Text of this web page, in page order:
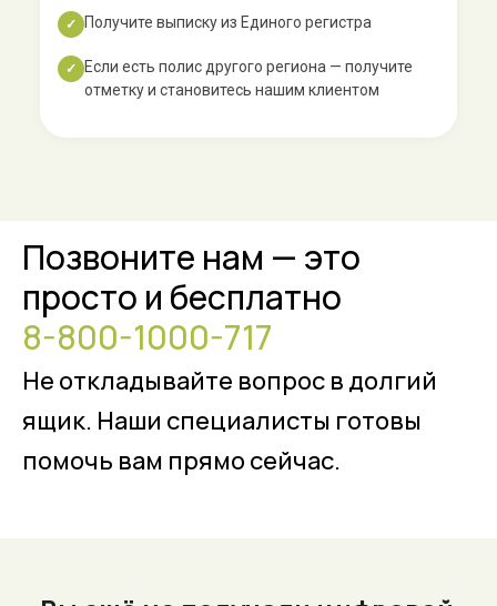
✓ Получите выписку из Единого регистра
✓
Если есть полис другого региона — получите
отметку и становитесь нашим клиентом
Позвоните нам — это
просто и бесплатно
8-800-1000-717
Не откладывайте вопрос в долгий
ящик. Наши специалисты готовы
помочь вам прямо сейчас.